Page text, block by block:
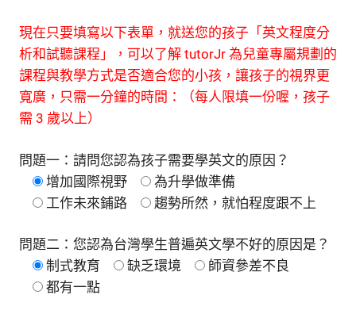
現在只要填寫以下表單，就送您的孩子「英文程度分
析和試聽課程」，可以了解 tutorJr 為兒童專屬規劃的
課程與教學方式是否適合您的小孩，讓孩子的視界更
寬廣，只需一分鐘的時間：（每人限填一份喔，孩子
需 3 歲以上）
問題一：請問您認為孩子需要學英文的原因？
增加國際視野
為升學做準備
工作未來鋪路
趨勢所然，就怕程度跟不上
問題二：您認為台灣學生普遍英文學不好的原因是？
制式教育
缺乏環境
師資參差不良
都有一點